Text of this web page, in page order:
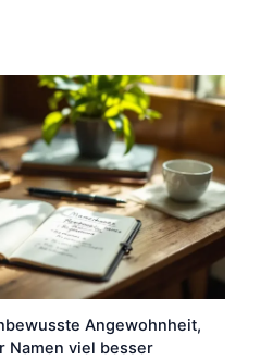
Angewohnheit,
Namen viel besser